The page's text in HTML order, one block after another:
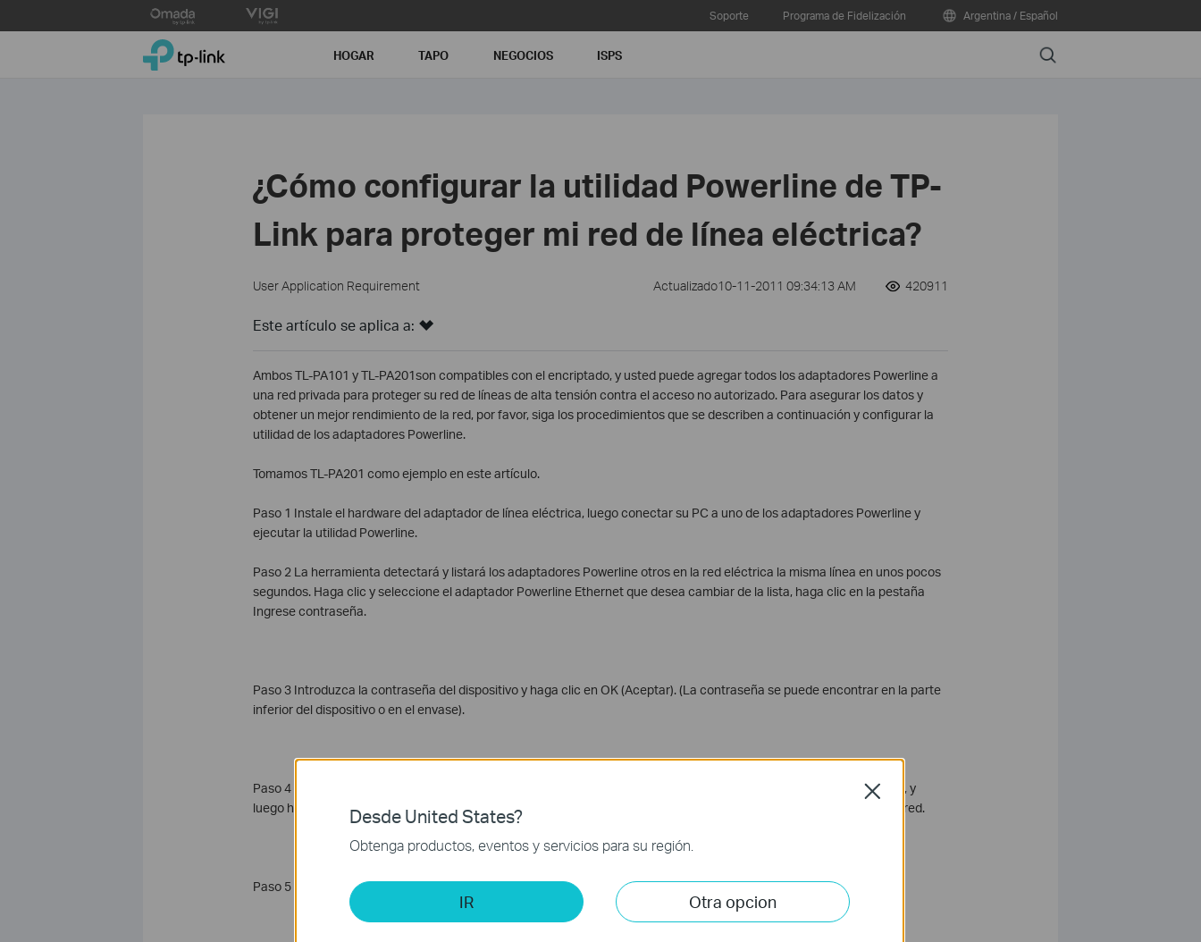
to
Soporte Programa de Fidelización Argentina / Español
TP-Link, Reliably Smart HOGAR TAPO NEGOCIOS ISPS Search
¿Cómo configurar la utilidad Powerline de TP-
Link para proteger mi red de línea eléctrica?
User Application Requirement Actualizado10-11-2011 09:34:13 AM 420911
Este artículo se aplica a:
Ambos TL-PA101 y TL-PA201son compatibles con el encriptado, y usted puede agregar todos los adaptadores Powerline a
una red privada para proteger su red de líneas de alta tensión contra el acceso no autorizado. Para asegurar los datos y
obtener un mejor rendimiento de la red, por favor, siga los procedimientos que se describen a continuación y configurar la
utilidad de los adaptadores Powerline.
Tomamos TL-PA201 como ejemplo en este artículo.
Paso 1 Instale el hardware del adaptador de línea eléctrica, luego conectar su PC a uno de los adaptadores Powerline y
ejecutar la utilidad Powerline.
Paso 2 La herramienta detectará y listará los adaptadores Powerline otros en la red eléctrica la misma línea en unos pocos
segundos. Haga clic y seleccione el adaptador Powerline Ethernet que desea cambiar de la lista, haga clic en la pestaña
Ingrese contraseña.
Paso 3 Introduzca la contraseña del dispositivo y haga clic en OK (Aceptar). (La contraseña se puede encontrar en la parte
inferior del dispositivo o en el envase).
Paso 4 Haga clic en la ficha Privacidad, establezca un nuevo nombre de red privada para crear su propia red privada, y
luego haga clic en Establecer todos los dispositivos para agregar el dispositivo con la contraseña introducida a esta red.
Paso 5 Haga clic en OK (Aceptar) en la ventana de punta para continuar con la configuración.
Desde United States?
Obtenga productos, eventos y servicios para su región.
IR Otra opcion
Close